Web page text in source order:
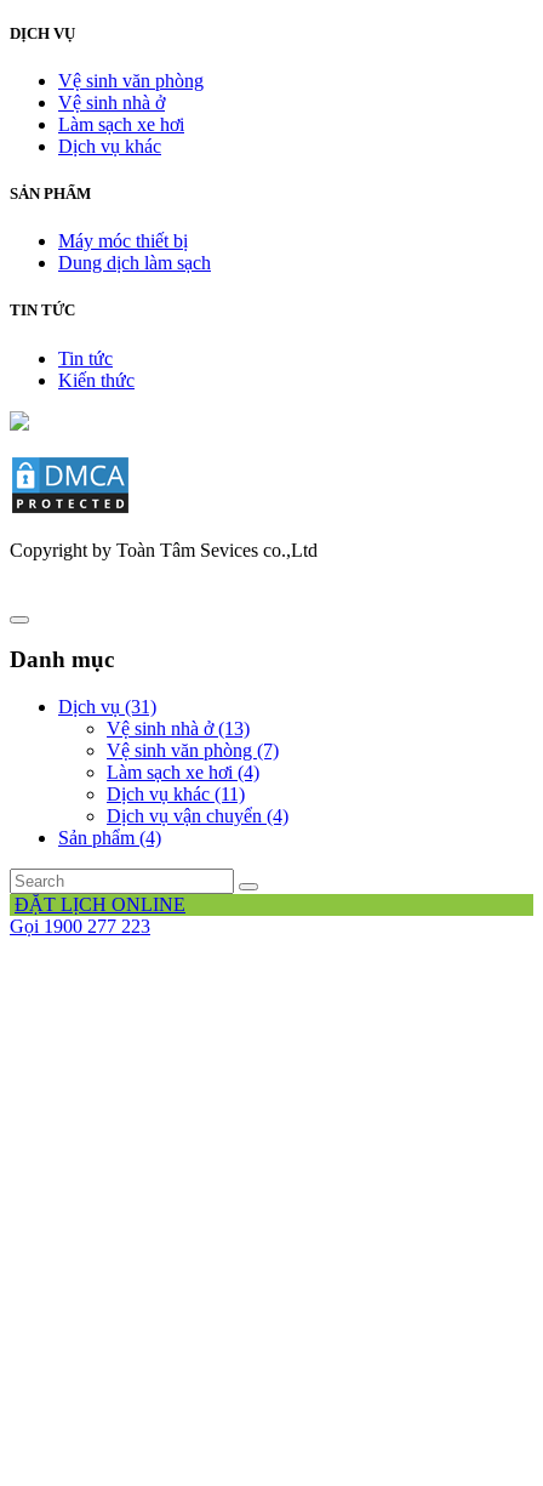
DỊCH VỤ
Vệ sinh văn phòng
Vệ sinh nhà ở
Làm sạch xe hơi
Dịch vụ khác
SẢN PHẨM
Máy móc thiết bị
Dung dịch làm sạch
TIN TỨC
Tin tức
Kiến thức
Copyright by Toàn Tâm Sevices co.,Ltd
Danh mục
Dịch vụ (31)
Vệ sinh nhà ở (13)
Vệ sinh văn phòng (7)
Làm sạch xe hơi (4)
Dịch vụ khác (11)
Dịch vụ vận chuyển (4)
Sản phẩm (4)
ĐẶT LỊCH ONLINE
Gọi 1900 277 223